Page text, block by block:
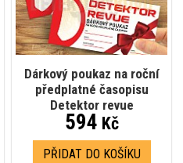
Dárkový poukaz na roční
předplatné časopisu
Detektor revue
594 Kč
PŘIDAT DO KOŠÍKU